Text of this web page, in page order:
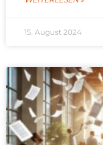
15. August 2024